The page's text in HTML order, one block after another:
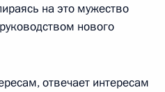
на это мужество
нового
отвечает интересам